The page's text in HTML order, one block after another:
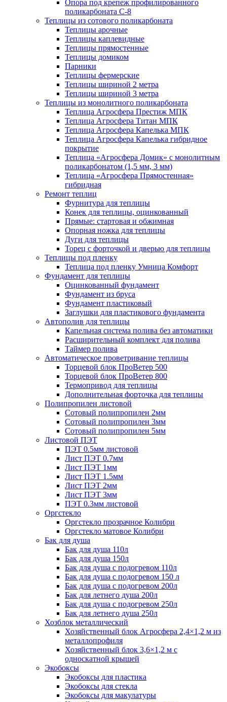
Опора под крепеж профилированного
поликарбоната С-8
Теплицы из сотового поликарбоната
Теплицы арочные
Теплицы каплевидные
Теплицы прямостенные
Теплицы домиком
Парники
Теплицы фермерские
Теплицы шириной 2 метра
Теплицы шириной 3 метра
Теплицы из монолитного поликарбоната
Теплица Агросфера Престиж МПК
Теплица Агросфера Титан МПК
Теплица Агросфера Капелька МПК
Теплица Агросфера Капелька гибридное
покрытие
Теплица «Агросфера Домик» с монолитным
поликарбонатом (1,5 мм, 3 мм)
Теплица «Агросфера Прямостенная»
гибридная
Ремонт теплиц
Фурнитура для теплицы
Конек для теплицы, оцинкованный
Прямые: стартовая и обжимная
Опорная ножка для теплицы
Дуги для теплицы
Торец с форточкой и дверью для теплицы
Теплицы под пленку
Теплица под пленку Умница Комфорт
Фундамент для теплицы
Оцинкованный фундамент
Фундамент из бруса
Фундамент пластиковый
Заглушки для пластикового фундамента
Автополив для теплицы
Капельная система полива без автоматики
Расширительный комплект для полива
Таймер полива
Автоматическое проветривание теплицы
Торцевой блок ПроВетер 500
Торцевой блок ПроВетер 800
Термопривод для теплицы
Дополнительная форточка для теплицы
Полипропилен листовой
Сотовый полипропилен 2мм
Сотовый полипропилен 3мм
Сотовый полипропилен 5мм
Листовой ПЭТ
ПЭТ 0.5мм листовой
Лист ПЭТ 0.7мм
Лист ПЭТ 1мм
Лист ПЭТ 1.5мм
Лист ПЭТ 2мм
Лист ПЭТ 3мм
ПЭТ 0.3мм листовой
Оргстекло
Оргстекло прозрачное Колибри
Оргстекло матовое Колибри
Бак для душа
Бак для душа 110л
Бак для душа 150л
Бак для душа с подогревом 110л
Бак для душа с подогревом 150 л
Бак для душа с подогревом 200л
Бак для летнего душа 200л
Бак для душа с подогревом 250л
Бак для летнего душа 250л
Хозблок металлический
Хозяйственный блок Агросфера 2,4×1,2 м из
металлопрофиля
Хозяйственный блок 3,6×1,2 м с
односкатной крышей
Экобоксы
Экобоксы для пластика
Экобоксы для стекла
Экобоксы для макулатуры